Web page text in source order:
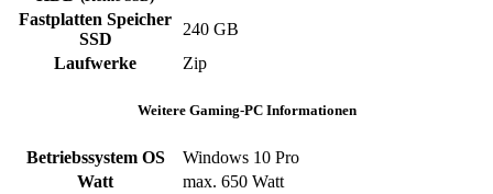
Fastplatten Speicher
SSD
240 GB
Laufwerke
Zip
Weitere Gaming-PC Informationen
Betriebssystem OS
Windows 10 Pro
Watt
max. 650 Watt